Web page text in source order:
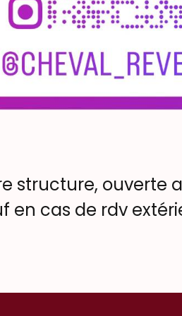
structure, ouverte
en cas de rdv